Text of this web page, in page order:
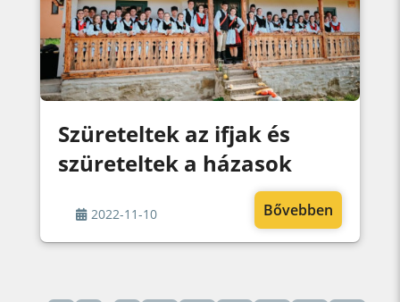
Szüreteltek az ifjak és
szüreteltek a házasok
2022-11-10 Bővebben